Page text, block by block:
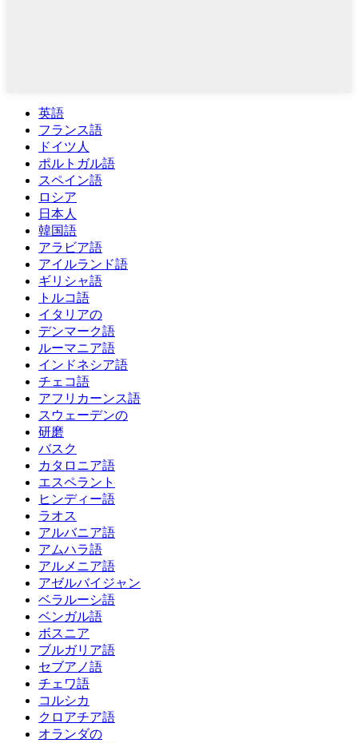
英語
フランス語
ドイツ人
ポルトガル語
スペイン語
ロシア
日本人
韓国語
アラビア語
アイルランド語
ギリシャ語
トルコ語
イタリアの
デンマーク語
ルーマニア語
インドネシア語
チェコ語
アフリカーンス語
スウェーデンの
研磨
バスク
カタロニア語
エスペラント
ヒンディー語
ラオス
アルバニア語
アムハラ語
アルメニア語
アゼルバイジャン
ベラルーシ語
ベンガル語
ボスニア
ブルガリア語
セブアノ語
チェワ語
コルシカ
クロアチア語
オランダの